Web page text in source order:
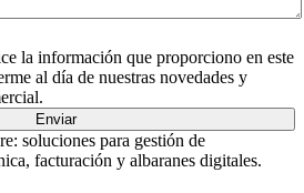
la información que proporciono en este
al día de nuestras novedades y